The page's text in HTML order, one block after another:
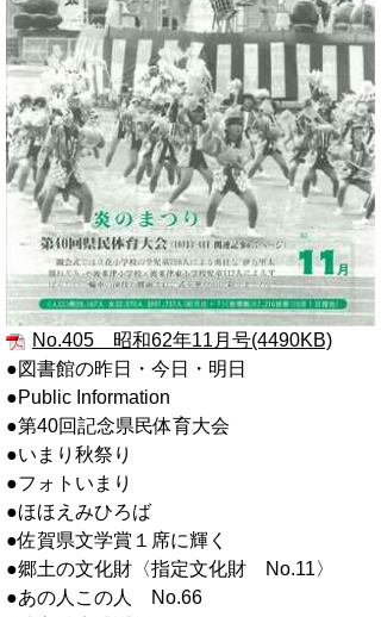
No.405 昭和62年11月号(4490KB)
●図書館の昨日・今日・明日
●Public Information
●第40回記念県民体育大会
●いまり秋祭り
●フォトいまり
●ほほえみひろば
●佐賀県文学賞１席に輝く
●郷土の文化財〈指定文化財 No.11〉
●あの人この人 No.66